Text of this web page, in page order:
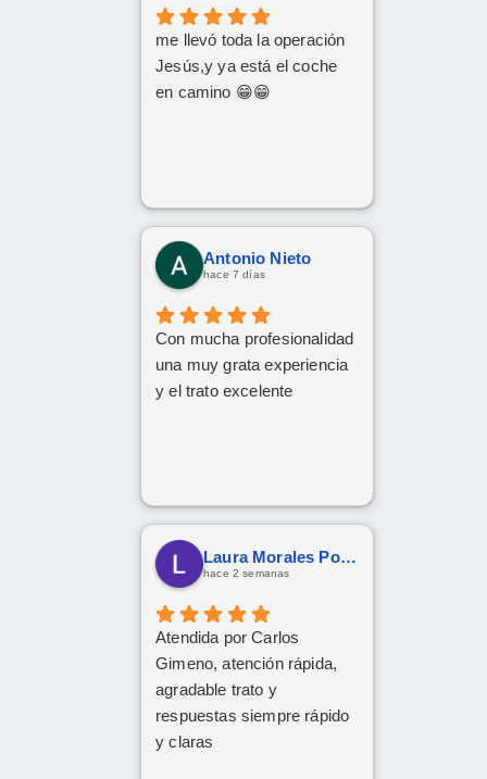
implicación y
profesionalidad, al final han
conseguido sacar adelante
me llevó toda la operación
Jesús,y ya está el coche
en camino 😁😁
Antonio Nieto
hace 7 días
Con mucha profesionalidad
una muy grata experiencia
y el trato excelente
Laura Morales Porras
hace 2 semanas
Atendida por Carlos
Gimeno, atención rápida,
agradable trato y
respuestas siempre rápido
y claras